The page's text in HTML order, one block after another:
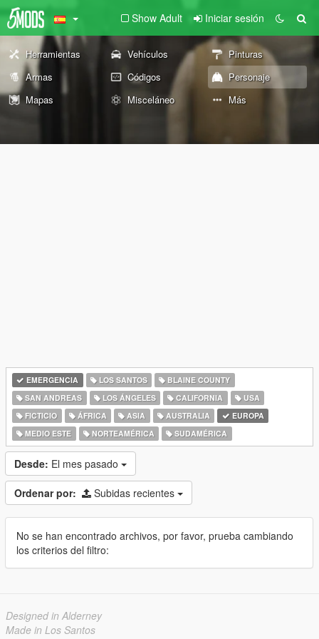
Show Adult Iniciar sesión
Herramientas Vehículos
Pinturas
Armas
Códigos
Personaje
Mapas
Misceláneo Más
EMERGENCIA LOS SANTOS
BLAINE COUNTY
SAN ANDREAS
LOS ÁNGELES CALIFORNIA
USA
FICTICIO
ÁFRICA ASIA AUSTRALIA
EUROPA
MEDIO ESTE
NORTEAMÉRICA SUDAMÉRICA
Desde: El mes pasado
Ordenar por: Subidas recientes
No se han encontrado archivos, por favor, prueba cambiando
los criterios del filtro:
Designed in Alderney
Made in Los Santos